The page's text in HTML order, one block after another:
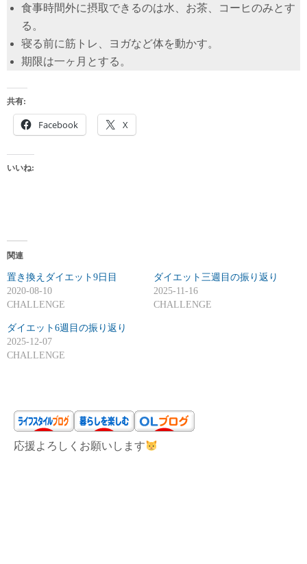
食事時間外に摂取できるのは水、お茶、コーヒのみとす
る。
寝る前に筋トレ、ヨガなど体を動かす。
期限は一ヶ月とする。
共有:
Facebook X
いいね:
関連
置き換えダイエット9日目
2020-08-10
CHALLENGE
ダイエット三週目の振り返り
2025-11-16
CHALLENGE
ダイエット6週目の振り返り
2025-12-07
CHALLENGE
応援よろしくお願いします